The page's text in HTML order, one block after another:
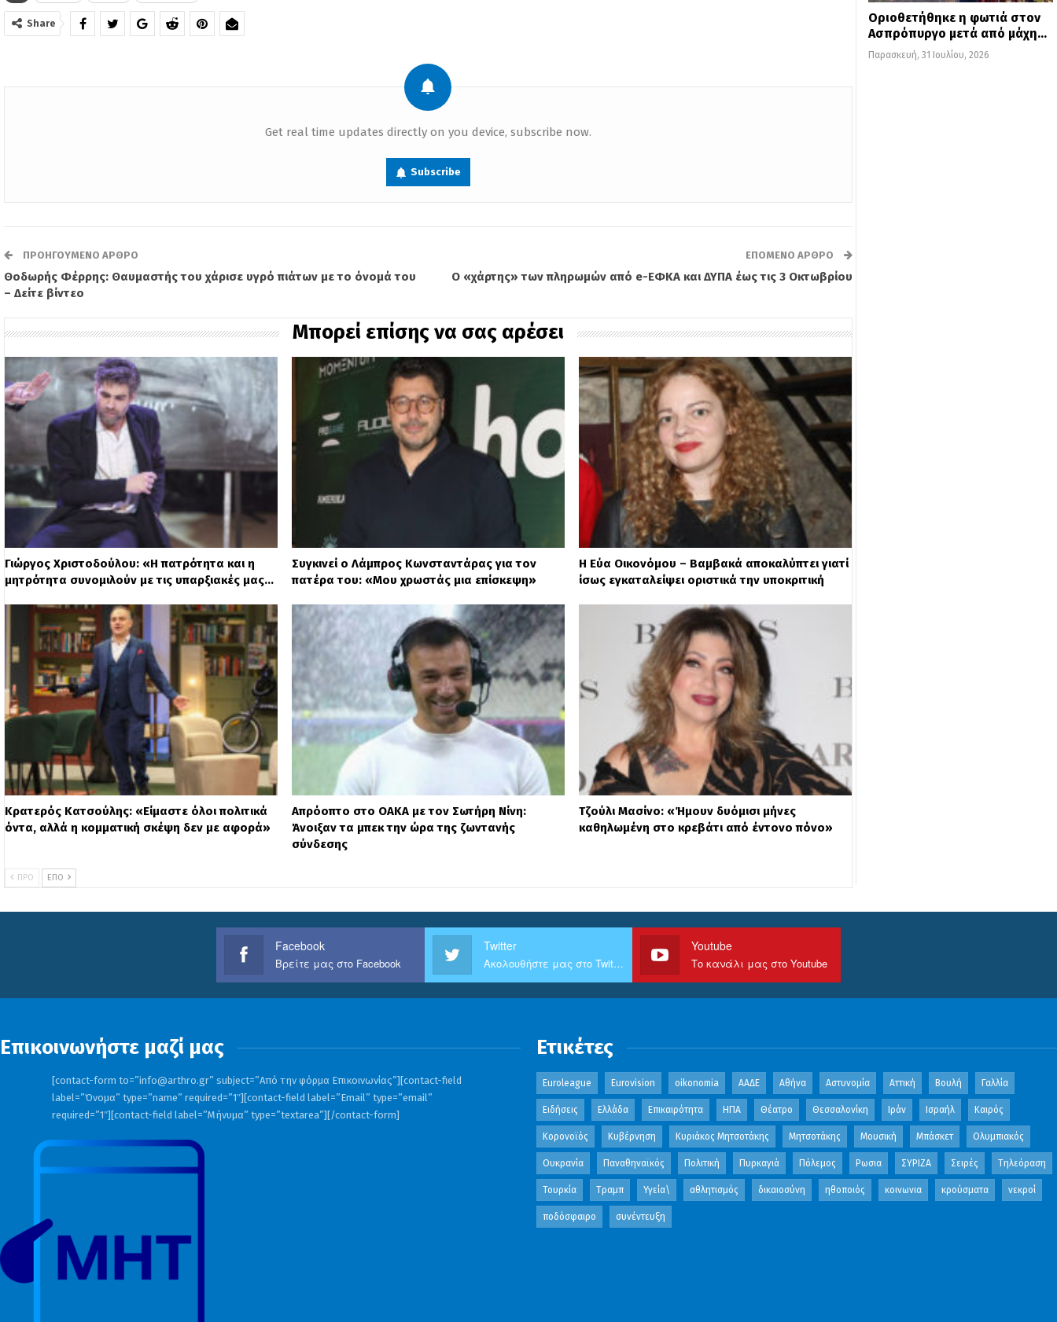
Share
Get real time updates directly on you device, subscribe now.
Subscribe
ΠΡΟΗΓΟΎΜΕΝΟ ΆΡΘΡΟ
Θοδωρής Φέρρης: Θαυμαστής του χάρισε υγρό πιάτων με το όνομά του
– Δείτε βίντεο
ΕΠΌΜΕΝΟ ΆΡΘΡΟ
Ο «χάρτης» των πληρωμών από e-ΕΦΚΑ και ΔΥΠΑ έως τις 3 Οκτωβρίου
Μπορεί επίσης να σας αρέσει
Γιώργος Χριστοδούλου: «Η πατρότητα και η
μητρότητα συνομιλούν με τις υπαρξιακές μας…
Συγκινεί ο Λάμπρος Κωνσταντάρας για τον
πατέρα του: «Μου χρωστάς μια επίσκεψη»
Η Εύα Οικονόμου – Βαμβακά αποκαλύπτει γιατί
ίσως εγκαταλείψει οριστικά την υποκριτική
Κρατερός Κατσούλης: «Είμαστε όλοι πολιτικά
όντα, αλλά η κομματική σκέψη δεν με αφορά»
Απρόοπτο στο ΟΑΚΑ με τον Σωτήρη Νίνη:
Άνοιξαν τα μπεκ την ώρα της ζωντανής
σύνδεσης
Τζούλι Μασίνο: «Ήμουν δυόμισι μήνες
καθηλωμένη στο κρεβάτι από έντονο πόνο»
ΠΡΟ ΕΠΌ
Οριοθετήθηκε η φωτιά στον
Ασπρόπυργο μετά από μάχη…
Παρασκευή, 31 Ιουλίου, 2026
Facebook
Βρείτε μας στο Facebook
Twitter
Ακολουθήστε μας στο Twitter
Youtube
Το κανάλι μας στο Youtube
Επικοινωνήστε μαζί μας
[contact-form to=”info@arthro.gr” subject=”Από την φόρμα Επικοινωνίας”][contact-field
label=”Όνομα” type=”name” required=”1″][contact-field label=”Email” type=”email”
required=”1″][contact-field label=”Μήνυμα” type=”textarea”][/contact-form]
Ετικέτες
Euroleague Eurovision oikonomia ΑΑΔΕ Αθήνα Αστυνομία Αττική Βουλή Γαλλία
Ειδήσεις Ελλάδα Επικαιρότητα ΗΠΑ Θέατρο Θεσσαλονίκη Ιράν Ισραήλ Καιρός
Κορονοϊός Κυβέρνηση Κυριάκος Μητσοτάκης Μητσοτάκης Μουσική Μπάσκετ Ολυμπιακός
Ουκρανία Παναθηναϊκός Πολιτική Πυρκαγιά Πόλεμος Ρωσια ΣΥΡΙΖΑ Σειρές Τηλεόραση
Τουρκία Τραμπ Υγεία\ αθλητισμός δικαιοσύνη ηθοποιός κοινωνια κρούσματα νεκροί
ποδόσφαιρο συνέντευξη